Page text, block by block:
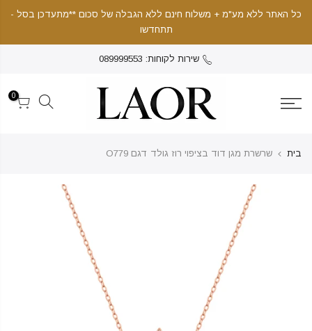
כל האתר ללא מע"מ + משלוח חינם ללא הגבלה של סכום **מתעדכן בסל -
תתחדשו
שירות לקוחות: 089999553
0
בית שרשרת מגן דוד בציפוי רוז גולד דגם O779